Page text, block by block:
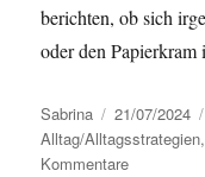
berichten, ob sich
oder den Papierkram
Autor
Sabrina
Veröffentlicht
am
21/07/2024
Alltag/Alltagsstrategien
Kommentare